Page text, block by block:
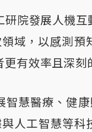
研院發展人機
域，以感測預
有效率且深刻
智慧醫療、健
人工智慧等科